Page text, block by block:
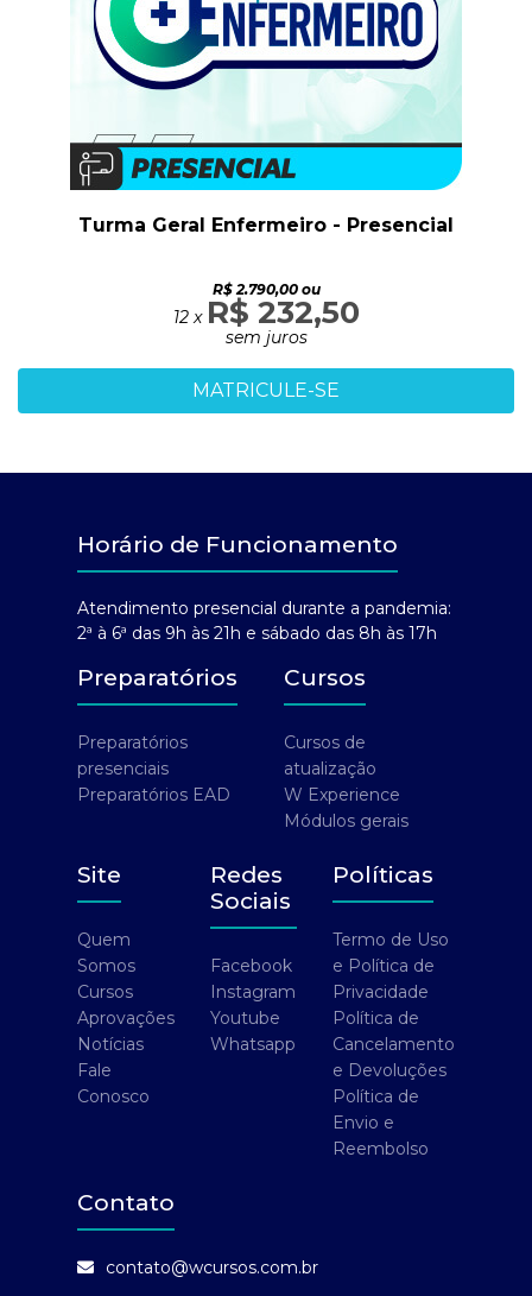
Turma Geral Enfermeiro - Presencial
R$ 2.790,00 ou
12 x R$ 232,50
sem juros
MATRICULE-SE
Horário de Funcionamento
Atendimento presencial durante a pandemia:
2ª à 6ª das 9h às 21h e sábado das 8h às 17h
Preparatórios
Preparatórios
presenciais
Preparatórios EAD
Cursos
Cursos de
atualização
W Experience
Módulos gerais
Site
Quem
Somos
Cursos
Aprovações
Notícias
Fale
Conosco
Redes
Sociais
Facebook
Instagram
Youtube
Whatsapp
Políticas
Termo de Uso
e Política de
Privacidade
Política de
Cancelamento
e Devoluções
Política de
Envio e
Reembolso
Contato
contato@wcursos.com.br